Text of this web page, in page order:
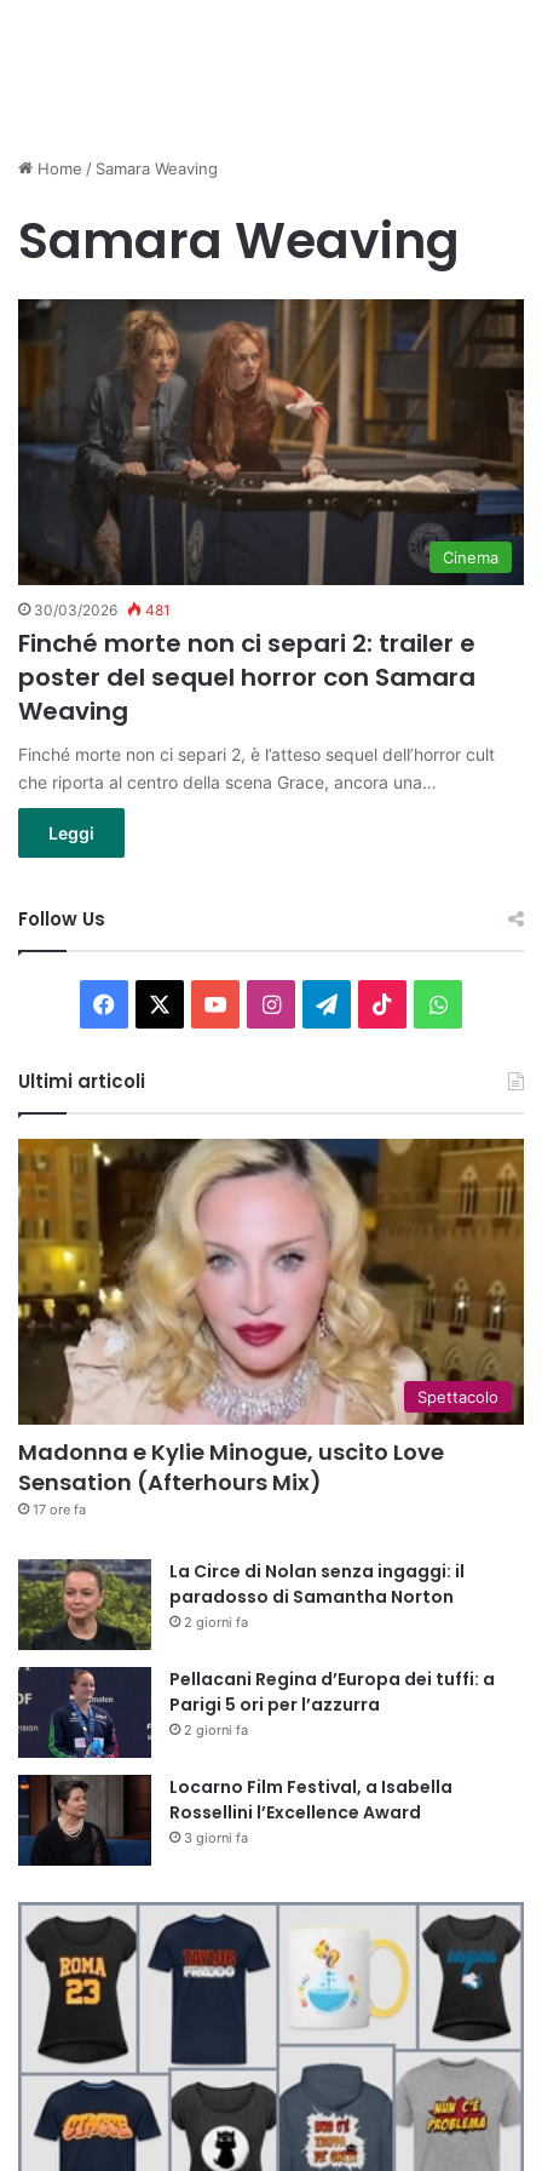
Home / Samara Weaving
Samara Weaving
Cinema
30/03/2026 481
Finché morte non ci separi 2: trailer e
poster del sequel horror con Samara
Weaving
Finché morte non ci separi 2, è l’atteso sequel dell’horror cult
che riporta al centro della scena Grace, ancora una…
Leggi
Follow Us
Facebook You InstagramTelegram
TikTok
Ultimi articoli
Spettacolo
Madonna e Kylie Minogue, uscito Love
Sensation (Afterhours Mix)
17 ore fa
La Circe di Nolan senza ingaggi: il
paradosso di Samantha Norton
2 giorni fa
Pellacani Regina d’Europa dei tuffi: a
Parigi 5 ori per l’azzurra
2 giorni fa
Locarno Film Festival, a Isabella
Rossellini l’Excellence Award
3 giorni fa